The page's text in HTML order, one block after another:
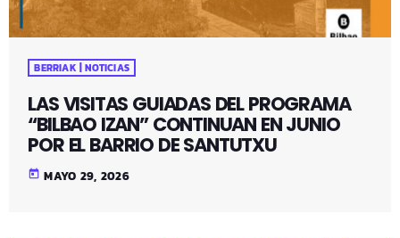
BERRIAK | NOTICIAS
LAS VISITAS GUIADAS DEL PROGRAMA
“BILBAO IZAN” CONTINUAN EN JUNIO
POR EL BARRIO DE SANTUTXU
today MAYO 29, 2026